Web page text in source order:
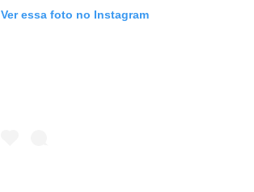
Ver essa foto no Instagram